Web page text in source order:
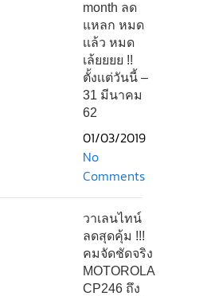
month ลด
แหลก หมด
เเล้ว หมด
เล้ยยยย !!
ตั้งเเต่วันนี้ –
31 มีนาคม
62
01/03/2019
No
Comments
วาเลนไทน์
ลดสุดคุ้ม !!!
คมจัดชัดจริง
MOTOROLA
CP246 ถึง